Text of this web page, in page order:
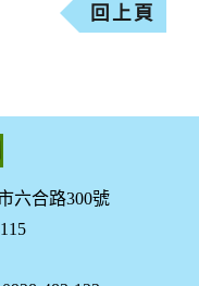
回上頁
六合路300號